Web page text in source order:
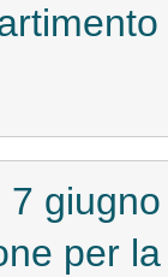
7
per